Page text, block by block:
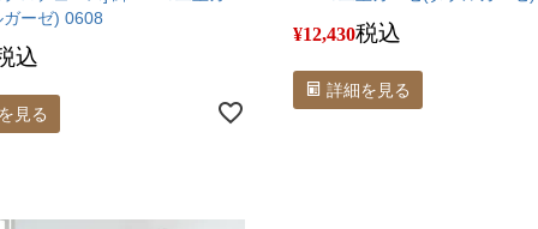
ーゼ) 0608
込
見る
¥12,430税込
詳細を見る